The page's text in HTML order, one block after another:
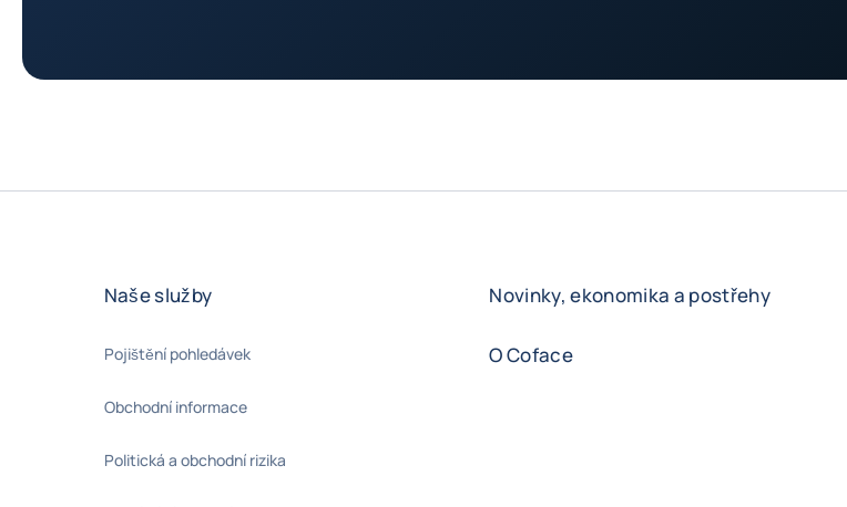
Naše služby
Pojištění pohledávek
Obchodní informace
Politická a obchodní rizika
Novinky, ekonomika a postřehy
O Coface